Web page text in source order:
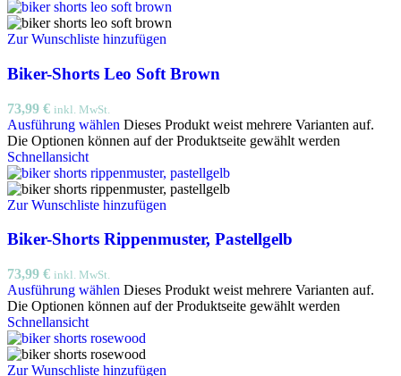
Zur Wunschliste hinzufügen
Biker-Shorts Leo Soft Brown
73,99 € inkl. MwSt.
Ausführung wählen Dieses Produkt weist mehrere Varianten auf.
Die Optionen können auf der Produktseite gewählt werden
Schnellansicht
Zur Wunschliste hinzufügen
Biker-Shorts Rippenmuster, Pastellgelb
73,99 € inkl. MwSt.
Ausführung wählen Dieses Produkt weist mehrere Varianten auf.
Die Optionen können auf der Produktseite gewählt werden
Schnellansicht
Zur Wunschliste hinzufügen